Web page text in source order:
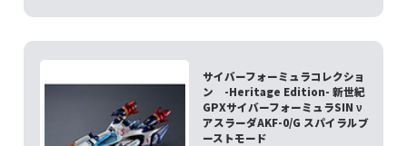
サイバーフォーミュラコレクショ
ン -Heritage Edition- 新世紀
GPXサイバーフォーミュラSIN ν
アスラーダAKF-0/G スパイラルブ
ーストモード